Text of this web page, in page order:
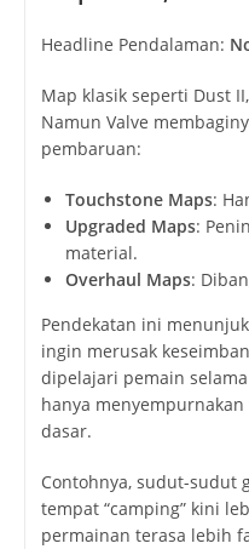
Headline Pendalaman:
Map klasik seperti Dust
Namun Valve
pembaruan:
Touchstone Maps:
Upgraded Maps:
material.
Overhaul Maps:
Pendekatan ini
ingin merusak
dipelajari pemain
hanya
dasar.
Contohnya, sudut-sudut
tempat “camping” kini
permainan terasa lebih